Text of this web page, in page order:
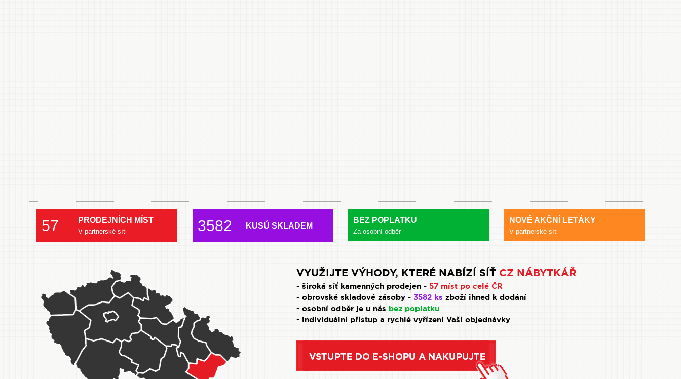
57 PRODEJNÍCH MÍST
V partnerské síti 3582 KUSŮ SKLADEM
BEZ POPLATKU
Za osobní odběr
NOVÉ AKČNÍ LETÁKY
V partnerské síti
VYUŽIJTE VÝHODY, KTERÉ NABÍZÍ SÍŤ CZ NÁBYTKÁŘ
- široká síť kamenných prodejen - 57 míst po celé ČR
- obrovské skladové zásoby - 3582 ks zboží ihned k dodání
- osobní odběr je u nás bez poplatku
- individuální přístup a rychlé vyřízení Vaší objednávky